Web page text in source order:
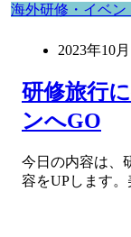
海外研修・イベン
2023年10月
研修旅行
ンへGO
今日の内容は、
容をUPします